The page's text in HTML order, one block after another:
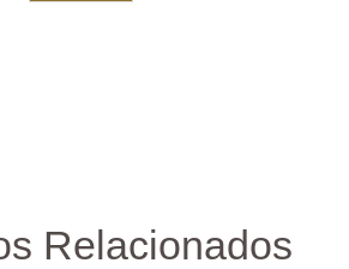
Relacionados